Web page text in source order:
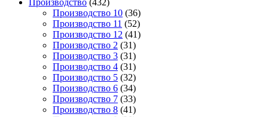
Производство (432)
Производство 10 (36)
Производство 11 (52)
Производство 12 (41)
Производство 2 (31)
Производство 3 (31)
Производство 4 (31)
Производство 5 (32)
Производство 6 (34)
Производство 7 (33)
Производство 8 (41)